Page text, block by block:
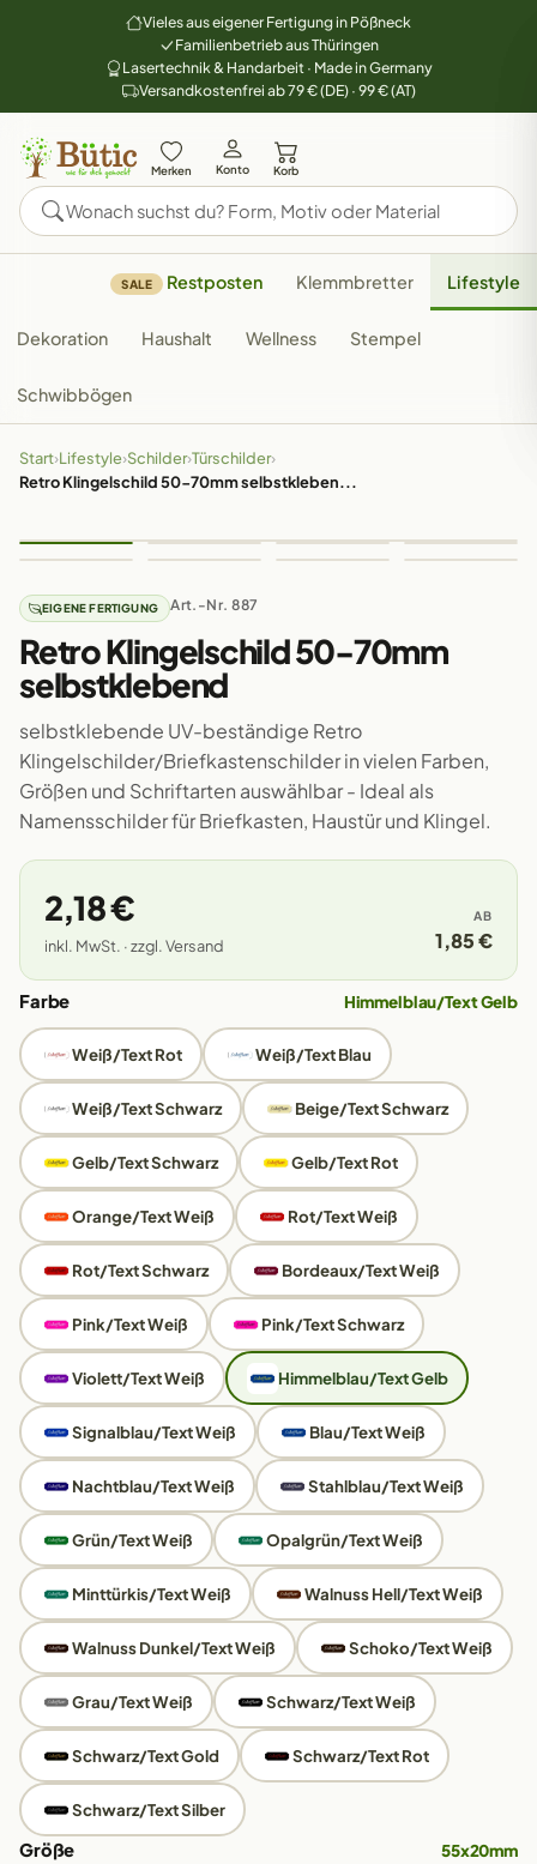
Vieles aus eigener Fertigung in Pößneck
Familienbetrieb aus Thüringen
Lasertechnik & Handarbeit · Made in Germany
Versandkostenfrei ab 79 € (DE) · 99 € (AT)
Merken Konto Korb
SALE Restposten Klemmbretter Lifestyle
Dekoration Haushalt Wellness Stempel
Schwibbögen
Start›Lifestyle›Schilder›Türschilder›
Retro Klingelschild 50-70mm selbstkleben...
EIGENE FERTIGUNG Art.-Nr. 887
Retro Klingelschild 50-70mm
selbstklebend
selbstklebende UV-beständige Retro
Klingelschilder/Briefkastenschilder in vielen Farben,
Größen und Schriftarten auswählbar - Ideal als
Namensschilder für Briefkasten, Haustür und Klingel.
2,18 €
inkl. MwSt. · zzgl. Versand
AB
1,85 €
Farbe Himmelblau/Text Gelb
Weiß/Text Rot Weiß/Text Blau
Weiß/Text Schwarz Beige/Text Schwarz
Gelb/Text Schwarz Gelb/Text Rot
Orange/Text Weiß Rot/Text Weiß
Rot/Text Schwarz Bordeaux/Text Weiß
Pink/Text Weiß Pink/Text Schwarz
Violett/Text Weiß Himmelblau/Text Gelb
Signalblau/Text Weiß Blau/Text Weiß
Nachtblau/Text Weiß Stahlblau/Text Weiß
Grün/Text Weiß Opalgrün/Text Weiß
Minttürkis/Text Weiß Walnuss Hell/Text Weiß
Walnuss Dunkel/Text Weiß Schoko/Text Weiß
Grau/Text Weiß Schwarz/Text Weiß
Schwarz/Text Gold Schwarz/Text Rot
Schwarz/Text Silber
Größe 55x20mm